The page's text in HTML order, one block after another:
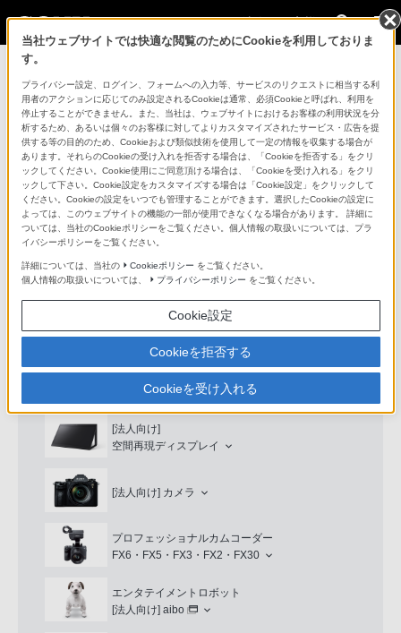
法人のお客様
コンスーマー製品に関するお問い合わせ
製品に関する重要なお知らせ
プロフェッショナル／業務用製品に関
するサポート・お問い合わせ
専用窓口のある業務用商品に関するお問い合わせ
以下の製品・サービスは専用窓口がございます。対象の
アイコンをクリックしてリンク先の窓口よりお問い合わ
業務用ディスプレイ・テレビ
[法人向け]ブラビア
[法人向け]
空間再現ディスプレイ
[法人向け] カメラ
プロフェッショナルカムコーダー
FX6・FX5・FX3・FX2・FX30
エンタテイメントロボット
[法人向け] aibo
当社ウェブサイトでは快適な閲覧のためにCookieを利用しておりま
す。
プライバシー設定、ログイン、フォームへの入力等、サービスのリクエストに相当する利
用者のアクションに応じてのみ設定されるCookieは通常、必須Cookieと呼ばれ、利用を
停止することができません。また、当社は、ウェブサイトにおけるお客様の利用状況を分
析するため、あるいは個々のお客様に対してよりカスタマイズされたサービス・広告を提
供する等の目的のため、Cookieおよび類似技術を使用して一定の情報を収集する場合が
あります。それらのCookieの受け入れを拒否する場合は、「Cookieを拒否する」をクリ
ックしてください。Cookie使用にご同意頂ける場合は、「Cookieを受け入れる」をクリ
ックして下さい。Cookie設定をカスタマイズする場合は「Cookie設定」をクリックして
ください。Cookieの設定をいつでも管理することができます。選択したCookieの設定に
よっては、このウェブサイトの機能の一部が使用できなくなる場合があります。 詳細に
ついては、当社のCookieポリシーをご覧ください。個人情報の取扱いについては、プラ
イバシーポリシーをご覧ください。
詳細については、当社の Cookieポリシー をご覧ください。
個人情報の取扱いについては、
プライバシーポリシー をご覧ください。
Cookie設定
Cookieを拒否する
Cookieを受け入れる